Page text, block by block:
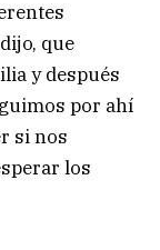
que
y después
por ahí
si nos
los